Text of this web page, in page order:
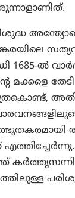
1685-ല്‍
മക്കളെ